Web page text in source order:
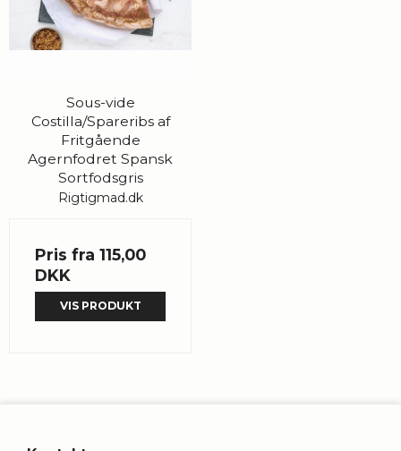
Sous-vide
Costilla/Spareribs af
Fritgående
Agernfodret Spansk
Sortfodsgris
Rigtigmad.dk
Pris fra 115,00
DKK
VIS PRODUKT